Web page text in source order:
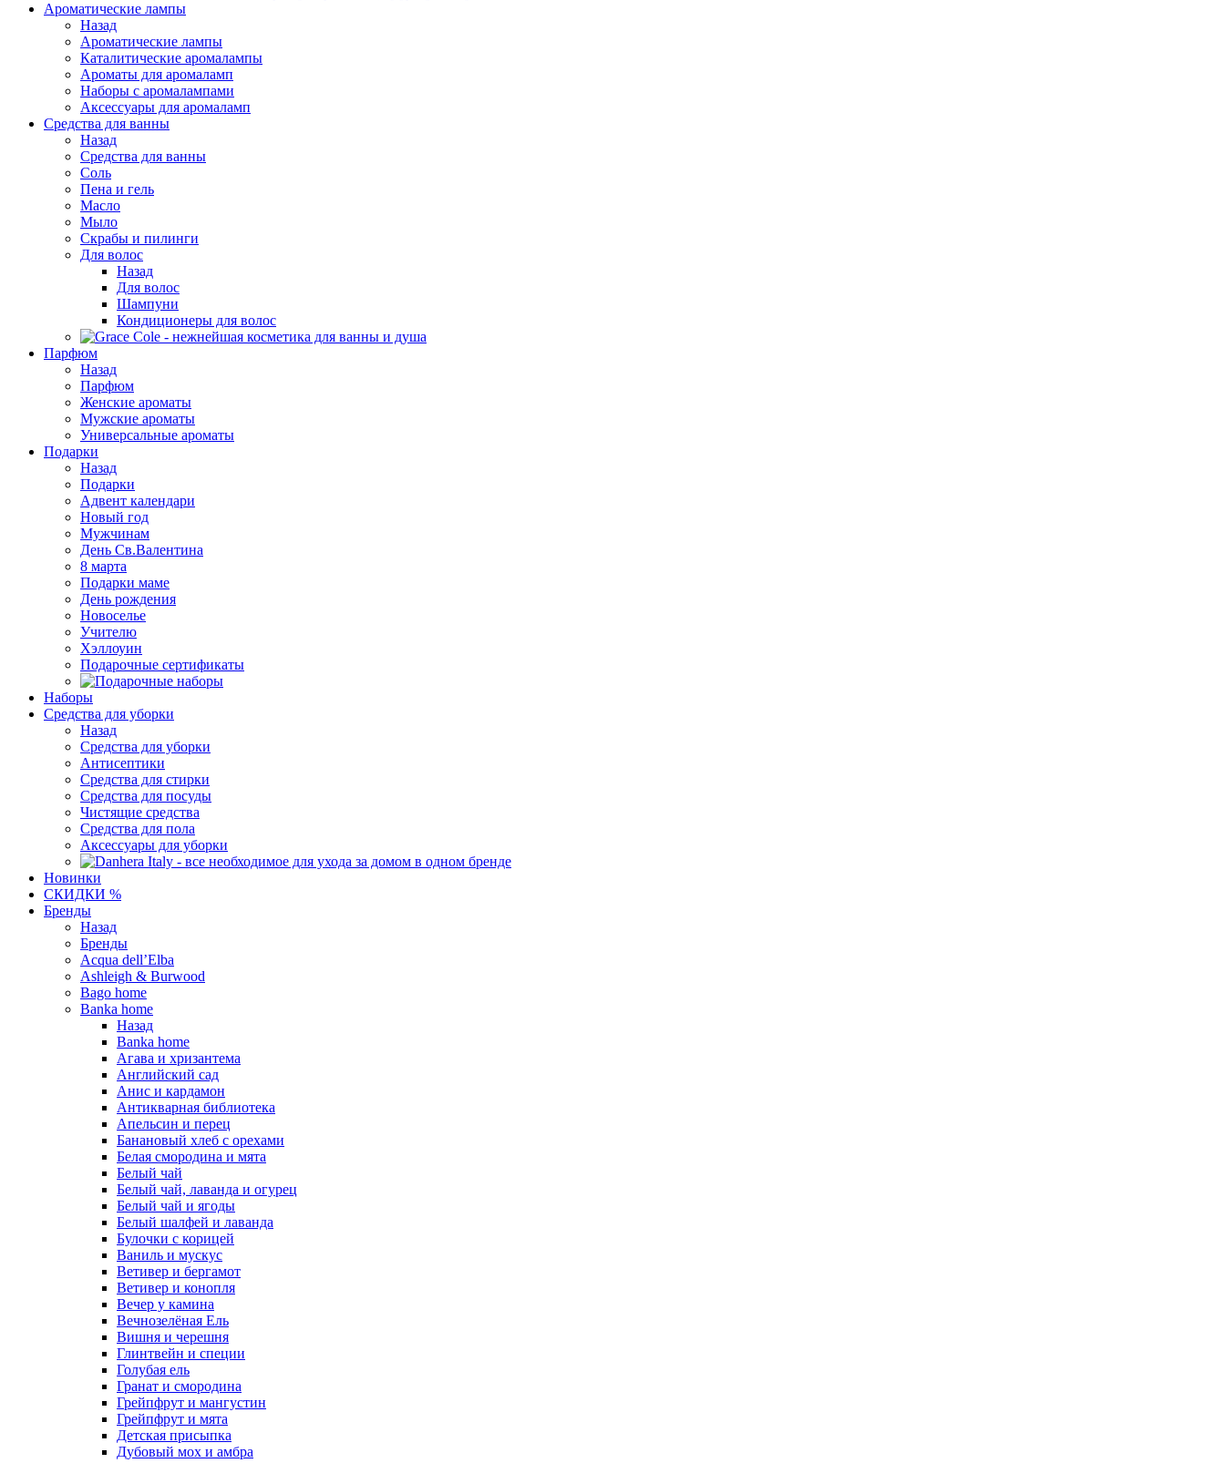
Ароматические лампы
Назад
Ароматические лампы
Каталитические аромалампы
Ароматы для аромаламп
Наборы с аромалампами
Аксессуары для аромаламп
Средства для ванны
Назад
Средства для ванны
Соль
Пена и гель
Масло
Мыло
Скрабы и пилинги
Для волос
Назад
Для волос
Шампуни
Кондиционеры для волос
Парфюм
Назад
Парфюм
Женские ароматы
Мужские ароматы
Универсальные ароматы
Подарки
Назад
Подарки
Адвент календари
Новый год
Мужчинам
День Св.Валентина
8 марта
Подарки маме
День рождения
Новоселье
Учителю
Хэллоуин
Подарочные сертификаты
Наборы
Средства для уборки
Назад
Средства для уборки
Антисептики
Средства для стирки
Средства для посуды
Чистящие средства
Средства для пола
Аксессуары для уборки
Новинки
СКИДКИ %
Бренды
Назад
Бренды
Acqua dell’Elba
Ashleigh & Burwood
Bago home
Banka home
Назад
Banka home
Агава и хризантема
Английский сад
Анис и кардамон
Антикварная библиотека
Апельсин и перец
Банановый хлеб с орехами
Белая смородина и мята
Белый чай
Белый чай, лаванда и огурец
Белый чай и ягоды
Белый шалфей и лаванда
Булочки с корицей
Ваниль и мускус
Ветивер и бергамот
Ветивер и конопля
Вечер у камина
Вечнозелёная Ель
Вишня и черешня
Глинтвейн и специи
Голубая ель
Гранат и смородина
Грейпфрут и мангустин
Грейпфрут и мята
Детская присыпка
Дубовый мох и амбра